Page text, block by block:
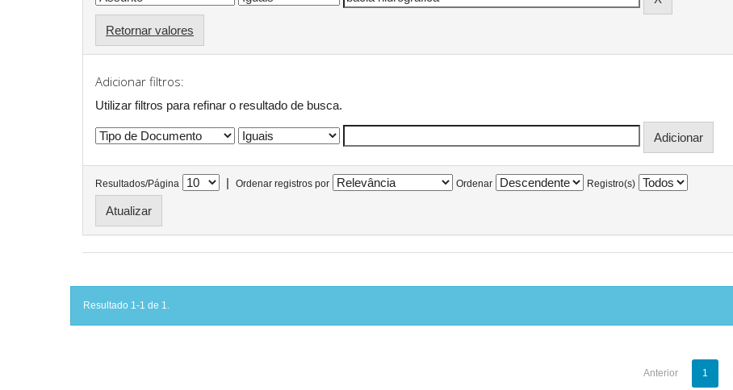
Retornar valores
Adicionar filtros:
Utilizar filtros para refinar o resultado de busca.
Resultados/Página | Ordenar registros por Ordenar Registro(s)
Resultado 1-1 de 1.
Anterior 1